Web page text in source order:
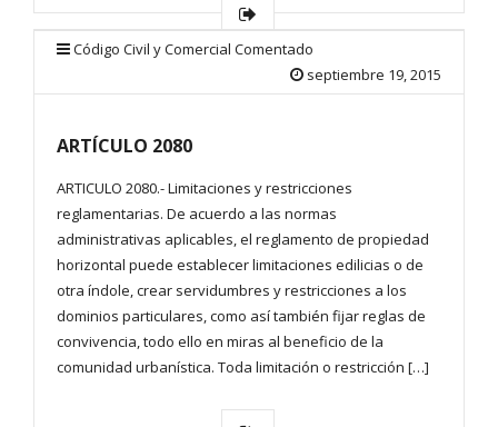
Código Civil y Comercial Comentado
septiembre 19, 2015
ARTÍCULO 2080
ARTICULO 2080.- Limitaciones y restricciones
reglamentarias. De acuerdo a las normas
administrativas aplicables, el reglamento de propiedad
horizontal puede establecer limitaciones edilicias o de
otra índole, crear servidumbres y restricciones a los
dominios particulares, como así también fijar reglas de
convivencia, todo ello en miras al beneficio de la
comunidad urbanística. Toda limitación o restricción […]